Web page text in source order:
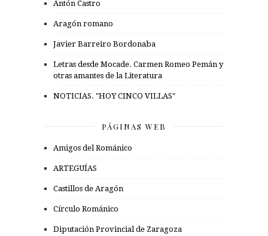
Antón Castro
Aragón romano
Javier Barreiro Bordonaba
Letras desde Mocade. Carmen Romeo Pemán y
otras amantes de la Literatura
NOTICIAS. "HOY CINCO VILLAS"
PÁGINAS WEB
Amigos del Románico
ARTEGUÍAS
Castillos de Aragón
Círculo Románico
Diputación Provincial de Zaragoza